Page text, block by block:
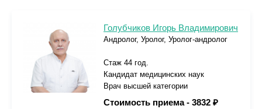
Голубчиков Игорь Владимирович
Андролог, Уролог, Уролог-андролог
Стаж 44 год.
Кандидат медицинских наук
Врач высшей категории
Стоимость приема - 3832 ₽